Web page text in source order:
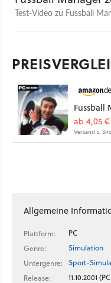
Test-Video zu Fussball
Fussball
ab 4,05 €
Versand s.
Allgemeine
Plattform:
PC
Genre:
Simulation
Untergenre:
Sport-
Release:
11.10.2001